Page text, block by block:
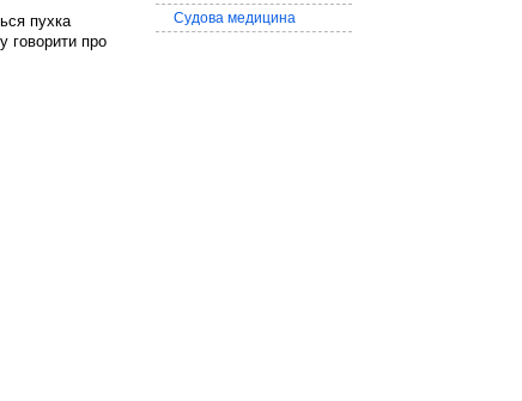
пухка
говорити про
Судова медицина